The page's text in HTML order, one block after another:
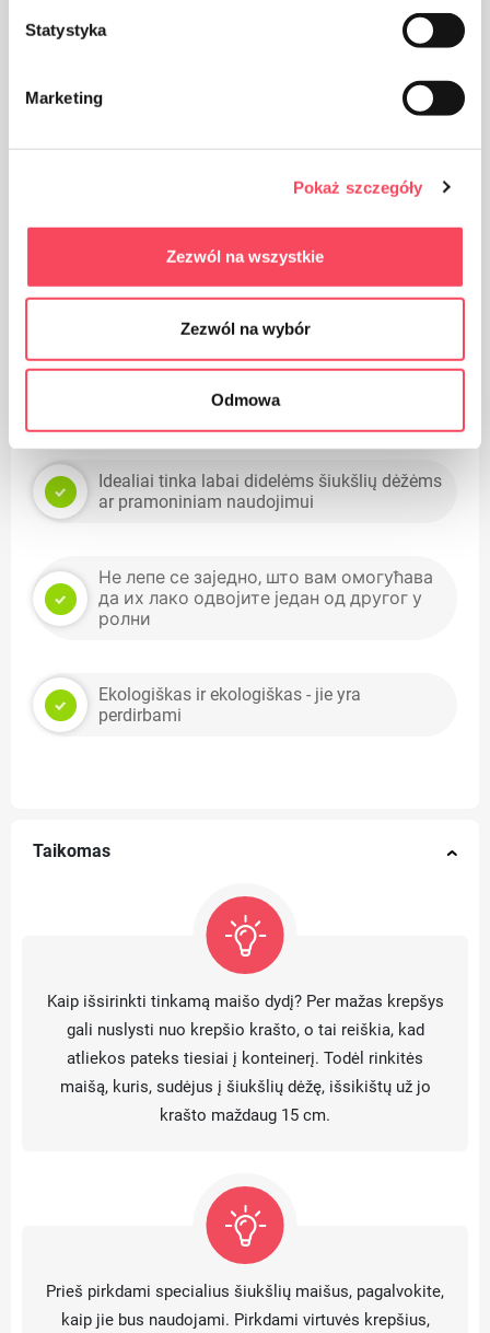
Statystyka
Marketing
Pokaż szczegóły
Zezwól na wszystkie
Zezwól na wybór
Odmowa
FSC
Privalumai
Idealiai tinka labai didelėms šiukšlių dėžėms
ar pramoniniam naudojimui
Не лепе се заједно, што вам омогућава
да их лако одвојите један од другог у
ролни
Ekologiškas ir ekologiškas - jie yra
perdirbami
Taikomas
Kaip išsirinkti tinkamą maišo dydį? Per mažas krepšys
gali nuslysti nuo krepšio krašto, o tai reiškia, kad
atliekos pateks tiesiai į konteinerį. Todėl rinkitės
maišą, kuris, sudėjus į šiukšlių dėžę, išsikištų už jo
krašto maždaug 15 cm.
Prieš pirkdami specialius šiukšlių maišus, pagalvokite,
kaip jie bus naudojami. Pirkdami virtuvės krepšius,